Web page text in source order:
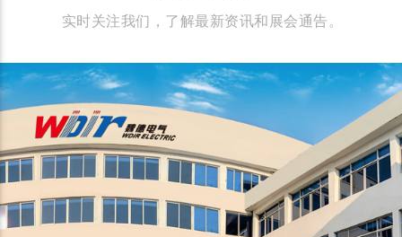
实时关注我们，了解最新资讯和展会通告。